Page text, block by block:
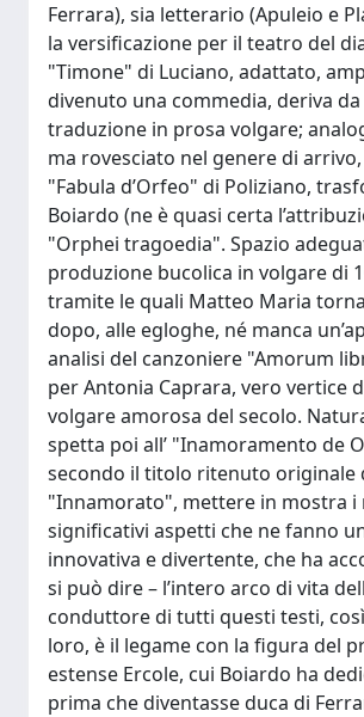
Ferrara), sia letterario (Apuleio e
la versificazione per il teatro del
"Timone" di Luciano, adattato,
divenuto una commedia, deriva
traduzione in prosa volgare;
ma rovesciato nel genere di
"Fabula d’Orfeo" di Poliziano,
Boiardo (ne è quasi certa
"Orphei tragoedia". Spazio
produzione bucolica in volgare di
tramite le quali Matteo Maria
dopo, alle egloghe, né manca
analisi del canzoniere "Amorum
per Antonia Caprara, vero vertice
volgare amorosa del secolo.
spetta poi all’ "Inamoramento de
secondo il titolo ritenuto originale
"Innamorato", mettere in mostra i
significativi aspetti che ne fanno
innovativa e divertente, che ha
si può dire – l’intero arco di vita
conduttore di tutti questi testi,
loro, è il legame con la figura del
estense Ercole, cui Boiardo ha
prima che diventasse duca di